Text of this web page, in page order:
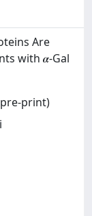
Are
with 𝜶-Gal
print)